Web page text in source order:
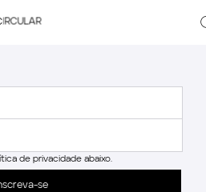
de privacidade abaixo.
se